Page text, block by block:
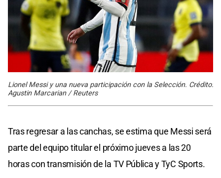
Lionel Messi y una nueva participación con la Selección. Crédito:
Agustin Marcarian / Reuters
Tras regresar a las canchas, se estima que Messi será
parte del equipo titular el próximo jueves a las 20
horas con transmisión de la TV Pública y TyC Sports.